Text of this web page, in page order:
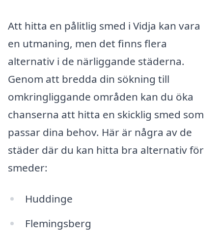
Att hitta en pålitlig smed i Vidja kan vara
en utmaning, men det finns flera
alternativ i de närliggande städerna.
Genom att bredda din sökning till
omkringliggande områden kan du öka
chanserna att hitta en skicklig smed som
passar dina behov. Här är några av de
städer där du kan hitta bra alternativ för
smeder:
Huddinge
Flemingsberg